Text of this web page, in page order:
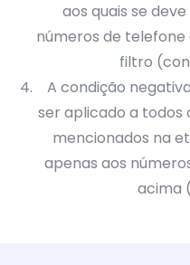
aos quais se
números de telefone
filtro
A condição
ser aplicado a todos
mencionados na
apenas aos
acima